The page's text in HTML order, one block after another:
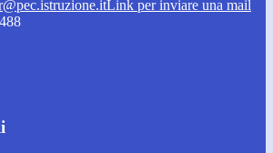
Link per inviare una mail